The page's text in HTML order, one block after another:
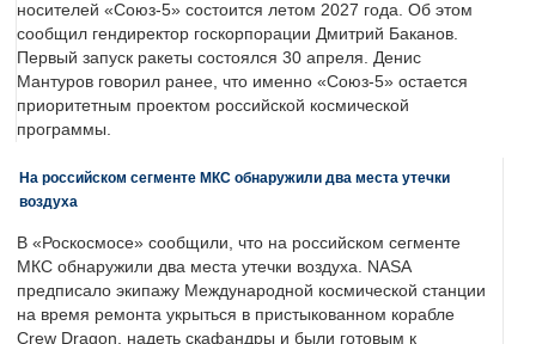
носителей «Союз-5» состоится летом 2027 года. Об этом
сообщил гендиректор госкорпорации Дмитрий Баканов.
Первый запуск ракеты состоялся 30 апреля. Денис
Мантуров говорил ранее, что именно «Союз-5» остается
приоритетным проектом российской космической
программы.
На российском сегменте МКС обнаружили два места утечки
воздуха
В «Роскосмосе» сообщили, что на российском сегменте
МКС обнаружили два места утечки воздуха. NASA
предписало экипажу Международной космической станции
на время ремонта укрыться в пристыкованном корабле
Crew Dragon, надеть скафандры и были готовым к